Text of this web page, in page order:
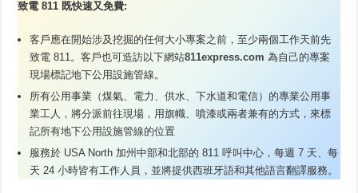
致電 811 既快速又免費:
客戶應在開始涉及挖掘的任何大小專案之前，至少兩個工作天前先
致電 811。客戶也可造訪以下網站811express.com 為自己的專案
現場標記地下公用設施管線。
所有公用事業（煤氣、電力、供水、下水道和電信）的專業公用事
業工人，將分派前往現場，用旗幟、噴漆或兩者兼有的方式，來標
記所有地下公用設施管線的位置
服務於 USA North 加州中部和北部的 811 呼叫中心，每週 7 天、每
天 24 小時皆有工作人員，並將提供西班牙語和其他語言翻譯服務。